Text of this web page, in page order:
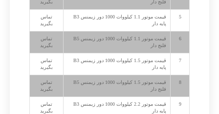
فلنج دار
بگیرید
5
قیمت موتور 1.1 کیلووات 1000 دور زیمنس B3
پایه دار
تماس
بگیرید
6
قیمت موتور 1.1 کیلووات 1000 دور زیمنس B5
فلنج دار
تماس
بگیرید
7
قیمت موتور 1.5 کیلووات 1000 دور زیمنس B3
پایه دار
تماس
بگیرید
8
قیمت موتور 1.5 کیلووات 1000 دور زیمنس B5
فلنج دار
تماس
بگیرید
9
قیمت موتور 2.2 کیلووات 1000 دور زیمنس B3
پایه دار
تماس
بگیرید